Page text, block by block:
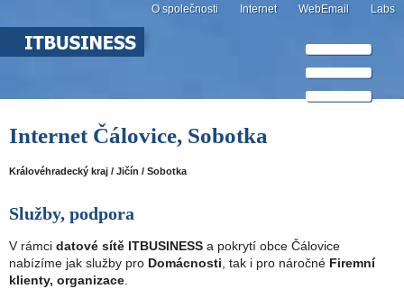
O společnosti Internet WebEmail Labs
Internet Čálovice, Sobotka
Královéhradecký kraj / Jičín / Sobotka
Služby, podpora
V rámci datové sítě ITBUSINESS a pokrytí obce Čálovice
nabízíme jak služby pro Domácnosti , tak i pro náročné Firemní
klienty, organizace